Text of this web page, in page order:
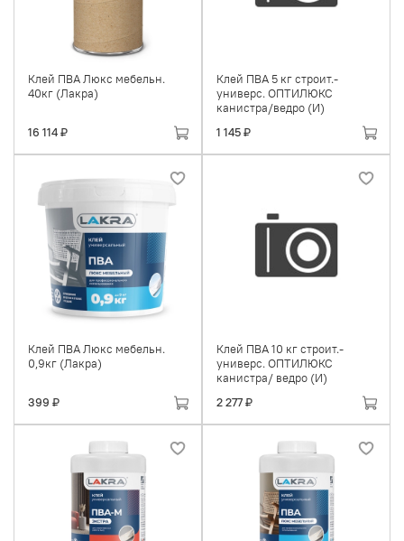
Клей ПВА Люкс мебельн.
40кг (Лакра)
16 114 ₽
Клей ПВА 5 кг строит.-
универс. ОПТИЛЮКС
канистра/ведро (И)
1 145 ₽
Клей ПВА Люкс мебельн.
0,9кг (Лакра)
399 ₽
Клей ПВА 10 кг строит.-
универс. ОПТИЛЮКС
канистра/ ведро (И)
2 277 ₽